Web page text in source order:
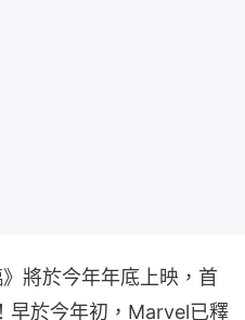
將於今年年底上映，首
早於今年初，Marvel已釋